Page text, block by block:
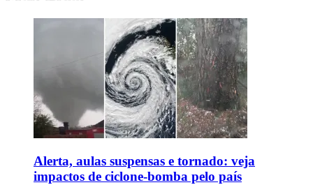
Alerta, aulas suspensas e tornado: veja
impactos de ciclone-bomba pelo país